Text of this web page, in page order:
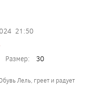
21:50
Размер: 30
Лель, греет и радует